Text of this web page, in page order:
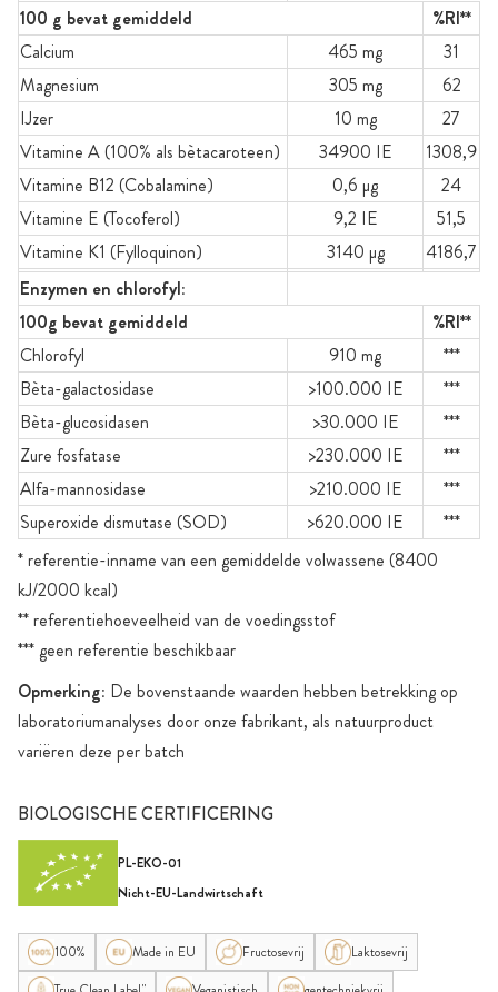
100 g bevat gemiddeld
%RI**
Calcium
465 mg
31
Magnesium
305 mg
62
IJzer
10 mg
27
Vitamine A (100% als bètacaroteen)
34900 IE
1308,9
Vitamine B12 (Cobalamine)
0,6 µg
24
Vitamine E (Tocoferol)
9,2 IE
51,5
Vitamine K1 (Fylloquinon)
3140 µg
4186,7
Enzymen en chlorofyl:
100g bevat gemiddeld
%RI**
Chlorofyl
910 mg
***
Bèta-galactosidase
>100.000 IE
***
Bèta-glucosidasen
>30.000 IE
***
Zure fosfatase
>230.000 IE
***
Alfa-mannosidase
>210.000 IE
***
Superoxide dismutase (SOD)
>620.000 IE
***
* referentie-inname van een gemiddelde volwassene (8400
kJ/2000 kcal)
** referentiehoeveelheid van de voedingsstof
*** geen referentie beschikbaar
Opmerking: De bovenstaande waarden hebben betrekking op
laboratoriumanalyses door onze fabrikant, als natuurproduct
variëren deze per batch
BIOLOGISCHE CERTIFICERING
PL-EKO-01
Nicht-EU-Landwirtschaft
100% Made in EU Fructosevrij
Laktosevrij